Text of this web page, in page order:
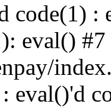
code(1) :
eval() #7
eval()'d